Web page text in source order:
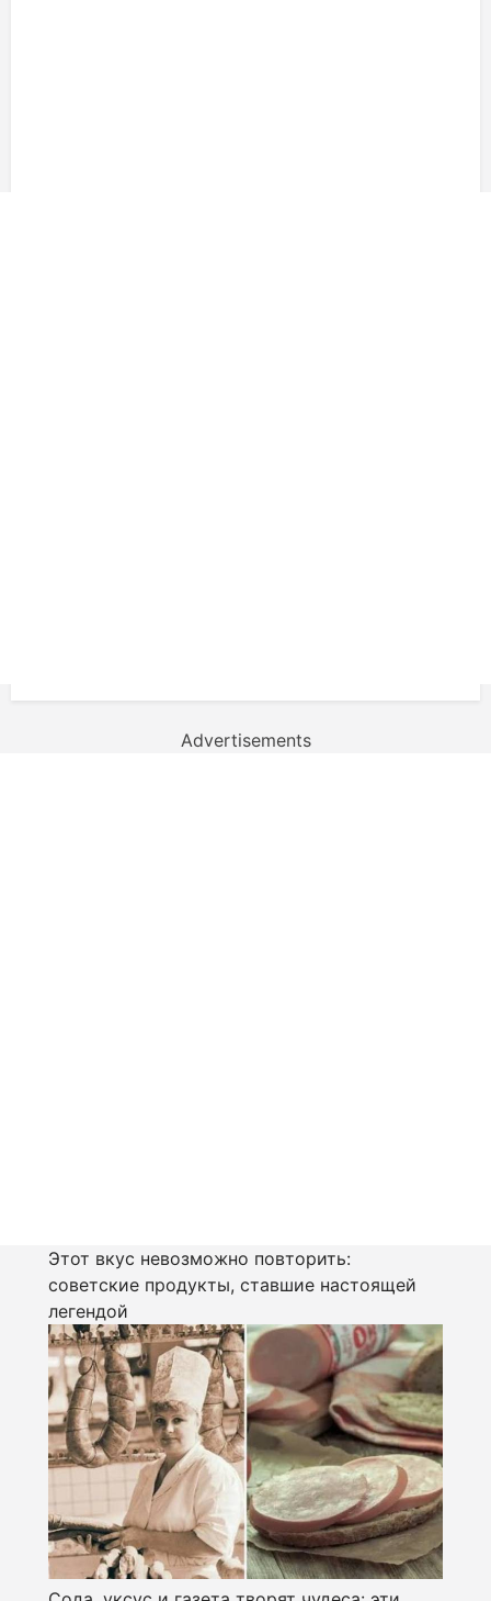
Advertisements
Этот вкус невозможно повторить:
советские продукты, ставшие настоящей
легендой